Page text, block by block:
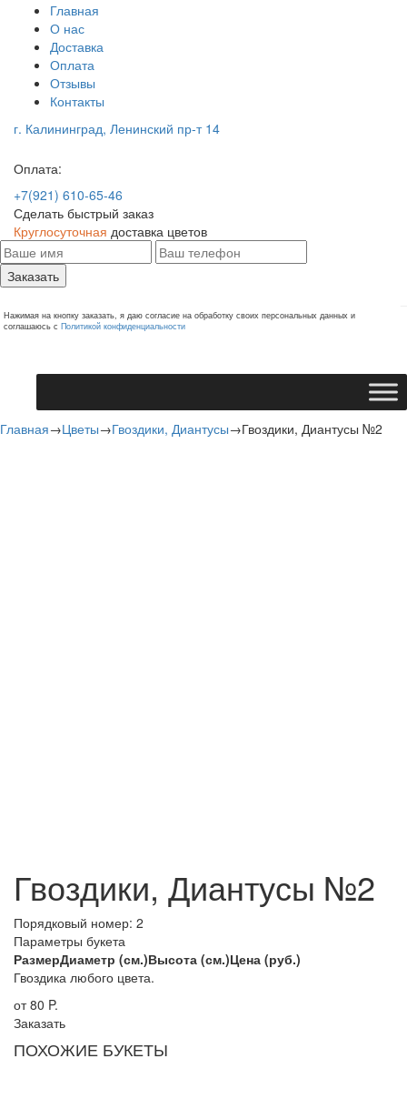
Главная
О нас
Доставка
Оплата
Отзывы
Контакты
г. Калининград, Ленинский пр-т 14
Оплата:
+7(921) 610-65-46
Сделать быстрый заказ
Круглосуточная доставка цветов
Заказать
Нажимая на кнопку заказать, я даю согласие на обработку своих персональных данных и
соглашаюсь с Политикой конфиденциальности
Главная→Цветы→Гвоздики, Диантусы→Гвоздики, Диантусы №2
Гвоздики, Диантусы №2
Порядковый номер: 2
Параметры букета
РазмерДиаметр (см.)Высота (см.)Цена (руб.)
Гвоздика любого цвета.
от 80 P.
Заказать
ПОХОЖИЕ БУКЕТЫ